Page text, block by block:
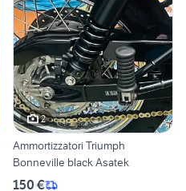
2
Ammortizzatori Triumph
Bonneville black Asatek
150 €